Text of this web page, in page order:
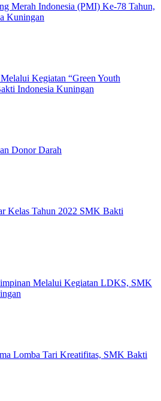
Merah Indonesia (PMI) Ke-78 Tahun,
Kuningan
Kegiatan “Green Youth
Indonesia Kuningan
Donor Darah
Kelas Tahun 2022 SMK Bakti
Melalui Kegiatan LDKS, SMK
Lomba Tari Kreatifitas, SMK Bakti